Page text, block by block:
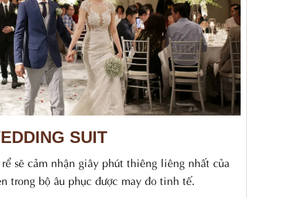
SUIT
sẽ cảm nhận giây phút thiêng liêng nhất của
trong bộ âu phục được may đo tinh tế.